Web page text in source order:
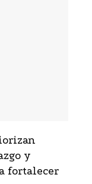
y
fortalecer